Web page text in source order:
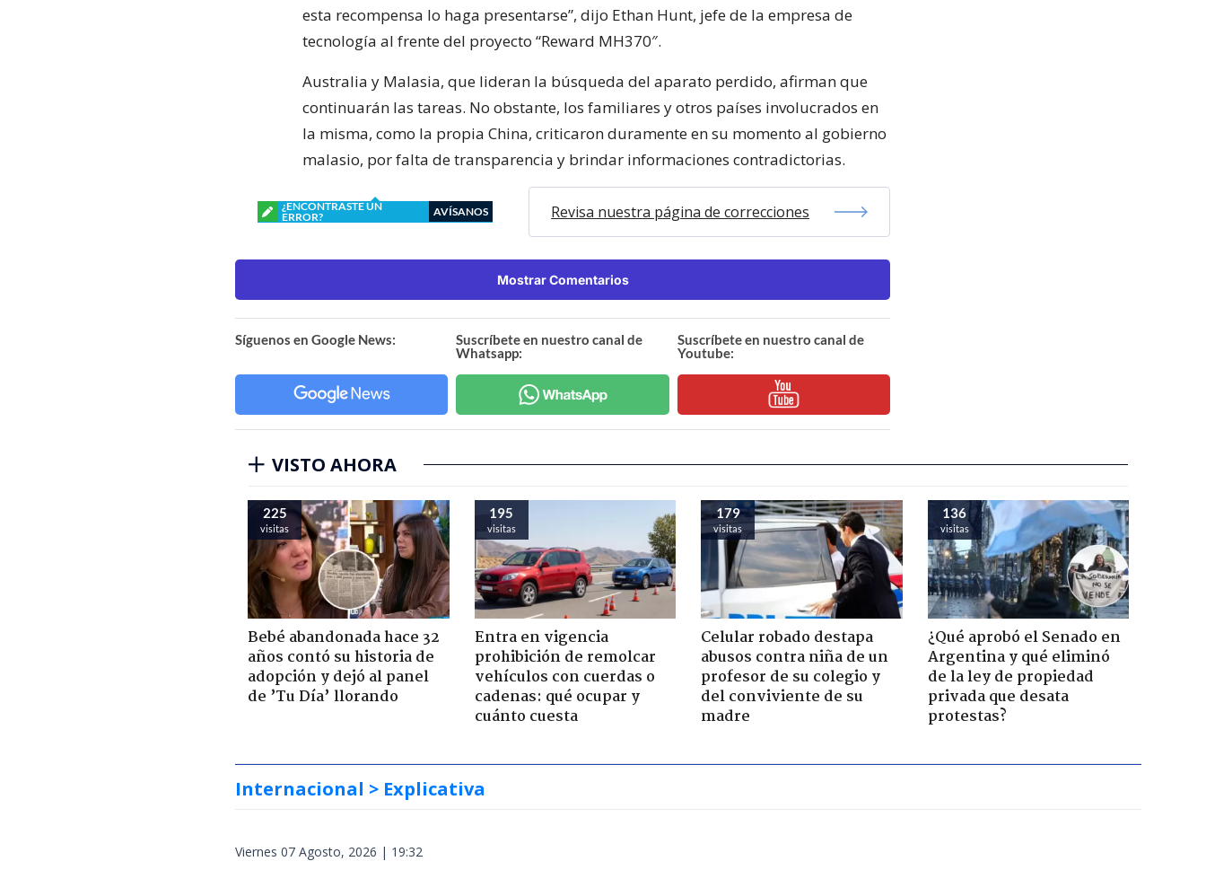
esta recompensa lo haga presentarse”, dijo Ethan Hunt, jefe de la empresa de
tecnología al frente del proyecto “Reward MH370″.
Australia y Malasia, que lideran la búsqueda del aparato perdido, afirman que
continuarán las tareas. No obstante, los familiares y otros países involucrados en
la misma, como la propia China, criticaron duramente en su momento al gobierno
malasio, por falta de transparencia y brindar informaciones contradictorias.
¿ENCONTRASTE UN
ERROR?
AVÍSANOS Revisa nuestra página de correcciones
Mostrar Comentarios
Síguenos en Google News:
Suscríbete en nuestro canal de
Whatsapp:
Suscríbete en nuestro canal de
Youtube:
VISTO AHORA
225
visitas
Bebé abandonada hace 32
años contó su historia de
adopción y dejó al panel
de ’Tu Día’ llorando
195
visitas
Entra en vigencia
prohibición de remolcar
vehículos con cuerdas o
cadenas: qué ocupar y
cuánto cuesta
179
visitas
Celular robado destapa
abusos contra niña de un
profesor de su colegio y
del conviviente de su
madre
136
visitas
¿Qué aprobó el Senado en
Argentina y qué eliminó
de la ley de propiedad
privada que desata
protestas?
Internacional > Explicativa
Viernes 07 Agosto, 2026 | 19:32